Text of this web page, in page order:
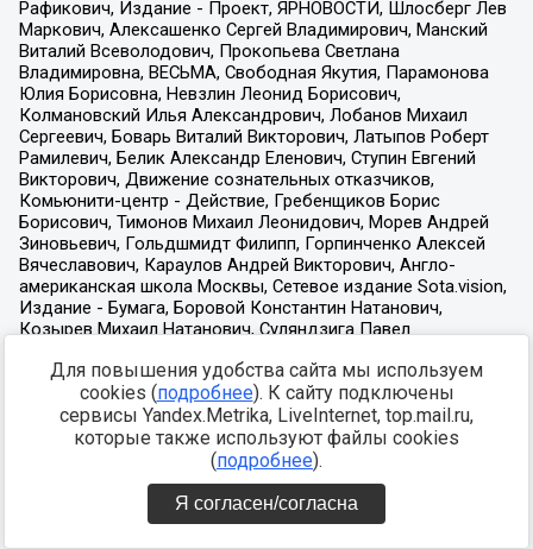
Для повышения удобства сайта мы используем
cookies (подробнее). К сайту подключены
сервисы Yandex.Metrika, LiveInternet, top.mail.ru,
которые также используют файлы cookies
(подробнее).
Я согласен/согласна